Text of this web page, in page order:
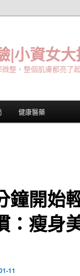
|小資女
整，整個肌膚都亮了
健康醫藥
鐘開始
：瘦身
11